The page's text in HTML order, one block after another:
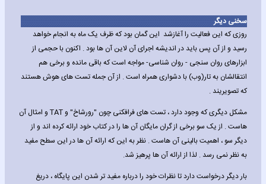
سخنی دیگر
روزی که این فعالیت را آغازشد این گمان بود که ظرف یک ماه به انجام خواهد
رسید و از آن پس باید در اندیشه اجرای آن لاین آن ها بود . اکنون با حجمی از
ابزارهای روان سنجی - روان شناسی- مواجه است که باقی مانده و برخی هم
انتقالشان به تار(وب) با دشواری همراه است . از آن جمله تست های هوش هستند
که تصویریند .
مشکل دیگری که وجود دارد ، تست های فرافکنی چون "رورشاخ" و TAT و امثال آن
هاست . از یک سو برخی از گران مایگان آن ها را در کتاب خود ارائه کرده اند و از
دیگر سو ، اهمیت بالینی آن هاست . نظر به این که ارائه آن ها در این سطح مفید
به نظر نمی رسد . لذا از ارائه آن ها پرهیز شد.
بار دیگر درخواست دارد تا نظرات خود را درباره مفید تر شدن این پایگاه ، دریغ